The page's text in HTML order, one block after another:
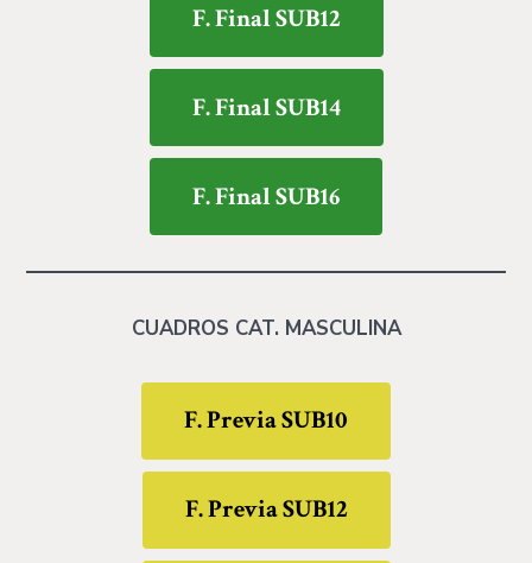
F. Final SUB12
F. Final SUB14
F. Final SUB16
CUADROS CAT. MASCULINA
F. Previa SUB10
F. Previa SUB12